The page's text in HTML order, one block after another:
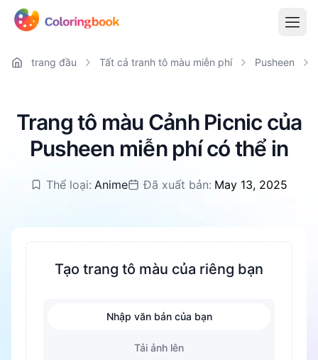
trang đầu Tất cả tranh tô màu miễn phí Pusheen
Trang tô màu Cảnh Picnic của
Pusheen miễn phí có thể in
Thể loại: Anime Đã xuất bản: May 13, 2025
Tạo trang tô màu của riêng bạn
Nhập văn bản của bạn
Tải ảnh lên